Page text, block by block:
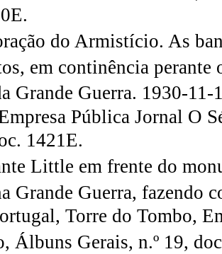
do Armistício. As
em continência perante
Grande Guerra. 1930-11-
Pública Jornal O
1421E.
Little em frente do
Grande Guerra, fazendo
Torre do Tombo,
Álbuns Gerais, n.º 19,